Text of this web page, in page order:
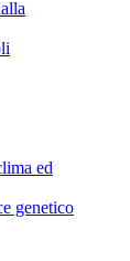
ed
genetico